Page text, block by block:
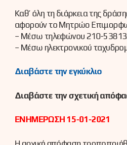
Καθ’ όλη τη διάρκεια της
αφορούν το Μητρώο
– Μέσω τηλεφώνου 210-
– Μέσω ηλεκτρονικού
Διαβάστε την εγκύκλιο
Διαβάστε την σχετική
ΕΝΗΜΕΡΩΣΗ 15-01-2021